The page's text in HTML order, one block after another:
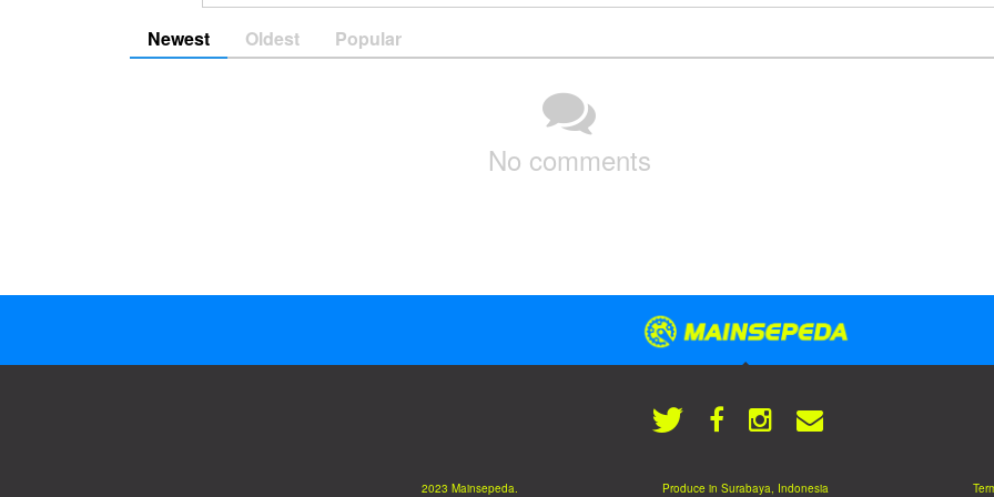
Newest Oldest Popular
No comments
2023 Mainsepeda.
Produce in Surabaya, Indonesia